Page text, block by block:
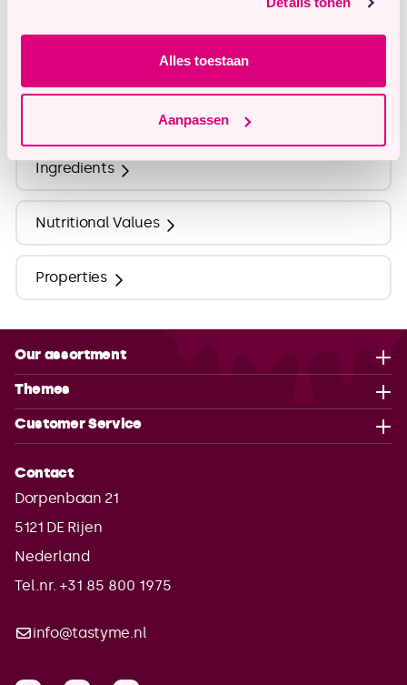
Alles toestaan
Aanpassen
info@tastyme.nl
Ingredients
Nutritional Values
Properties
Our assortment
Themes
Customer Service
Contact
Dorpenbaan 21
5121 DE Rijen
Nederland
Tel.nr. +31 85 800 1975
info@tastyme.nl